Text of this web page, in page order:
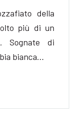
della
più di un
Sognate di
bianca…